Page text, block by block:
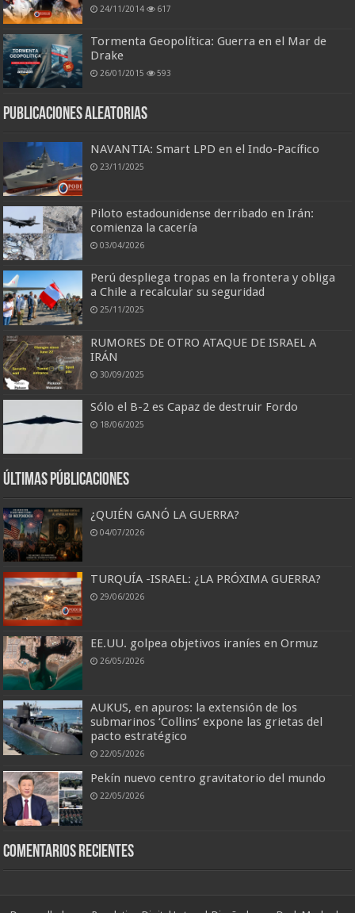
24/11/2014 617
Tormenta Geopolítica: Guerra en el Mar de
Drake
26/01/2015 593
Publicaciones aleatorias
NAVANTIA: Smart LPD en el Indo-Pacífico
23/11/2025
Piloto estadounidense derribado en Irán:
comienza la cacería
03/04/2026
Perú despliega tropas en la frontera y obliga
a Chile a recalcular su seguridad
25/11/2025
RUMORES DE OTRO ATAQUE DE ISRAEL A
IRÁN
30/09/2025
Sólo el B-2 es Capaz de destruir Fordo
18/06/2025
Últimas Públicaciones
¿QUIÉN GANÓ LA GUERRA?
04/07/2026
TURQUÍA -ISRAEL: ¿LA PRÓXIMA GUERRA?
29/06/2026
EE.UU. golpea objetivos iraníes en Ormuz
26/05/2026
AUKUS, en apuros: la extensión de los
submarinos ‘Collins’ expone las grietas del
pacto estratégico
22/05/2026
Pekín nuevo centro gravitatorio del mundo
22/05/2026
Comentarios recientes